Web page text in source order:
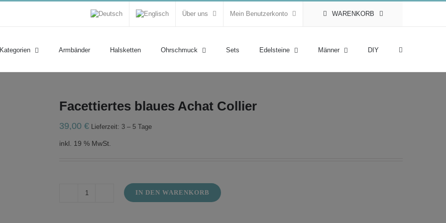
Über uns Mein Benutzerkonto WARENKORB
Armbänder Halsketten Ohrschmuck Sets Edelsteine Männer DIY
Facettiertes blaues Achat Collier
39,00 € Lieferzeit: 3 – 5 Tage
inkl. 19 % MwSt.
Facettiertes
IN DEN WARENKORB